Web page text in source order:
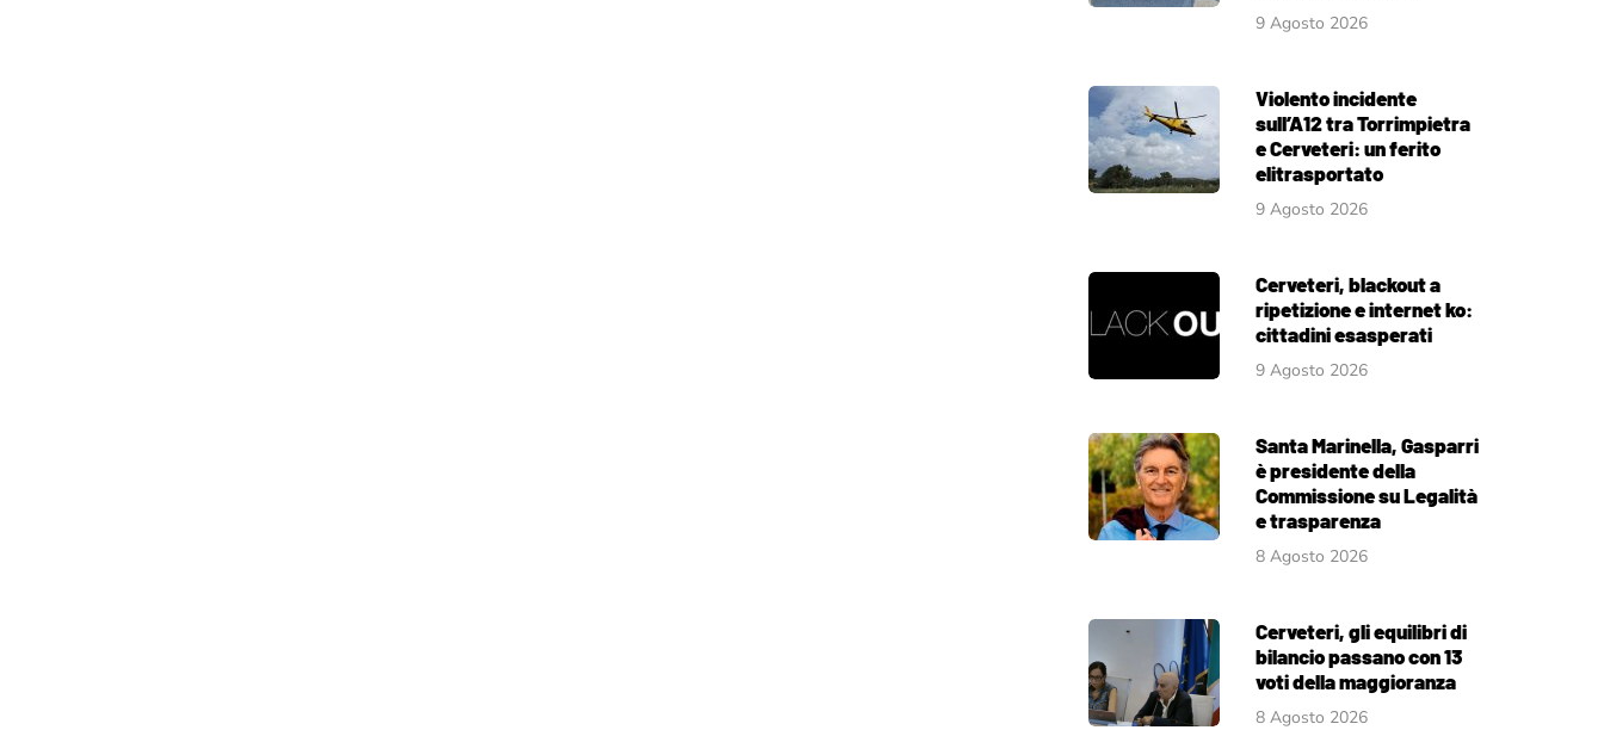
9 Agosto 2026
Violento incidente
sull’A12 tra Torrimpietra
e Cerveteri: un ferito
elitrasportato
9 Agosto 2026
Cerveteri, blackout a
ripetizione e internet ko:
cittadini esasperati
9 Agosto 2026
Santa Marinella, Gasparri
è presidente della
Commissione su Legalità
e trasparenza
8 Agosto 2026
Cerveteri, gli equilibri di
bilancio passano con 13
voti della maggioranza
8 Agosto 2026